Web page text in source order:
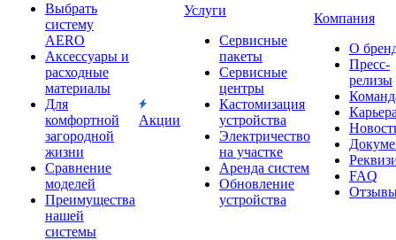
Выбрать
систему
AERO
Аксессуары и
расходные
материалы
Для
комфортной
загородной
жизни
Сравнение
моделей
Преимущества
нашей
системы
Акции
Услуги
Сервисные
пакеты
Сервисные
центры
Кастомизация
устройства
Электричество
на участке
Аренда систем
Обновление
устройства
Компания
О
Пресс-
релизы
FAQ